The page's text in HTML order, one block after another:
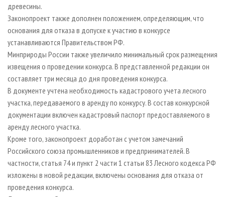
древесины.
Законопроект также дополнен положением, определяющим, что
основания для отказа в допуске к участию в конкурсе
устанавливаются Правительством РФ.
Минприроды России также увеличило минимальный срок размещения
извещения о проведении конкурса. В представленной редакции он
составляет три месяца до дня проведения конкурса.
В документе учтена необходимость кадастрового учета лесного
участка, передаваемого в аренду по конкурсу. В состав конкурсной
документации включен кадастровый паспорт предоставляемого в
аренду лесного участка.
Кроме того, законопроект доработан с учетом замечаний
Российского союза промышленников и предпринимателей. В
частности, статья 74 и пункт 2 части 1 статьи 83 Лесного кодекса РФ
изложены в новой редакции, включены основания для отказа от
проведения конкурса.